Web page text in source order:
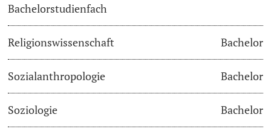
Bachelorstudienfach
Religionswissenschaft Bachelor
Sozialanthropologie Bachelor
Soziologie Bachelor